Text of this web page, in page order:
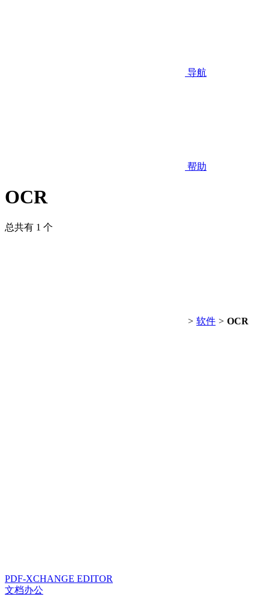
导航
帮助
OCR
总共有 1 个
> 软件 > OCR
PDF-XCHANGE EDITOR
文档办公